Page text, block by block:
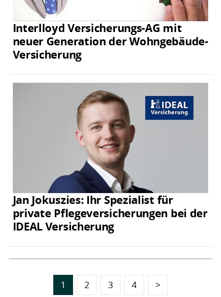
Interlloyd Versicherungs-AG mit
neuer Generation der Wohngebäude-
Versicherung
Jan Jokuszies: Ihr Spezialist für
private Pflegeversicherungen bei der
IDEAL Versicherung
1 2 3 4 >